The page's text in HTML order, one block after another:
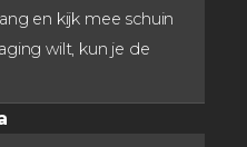
en kijk mee schuin
wilt, kun je de